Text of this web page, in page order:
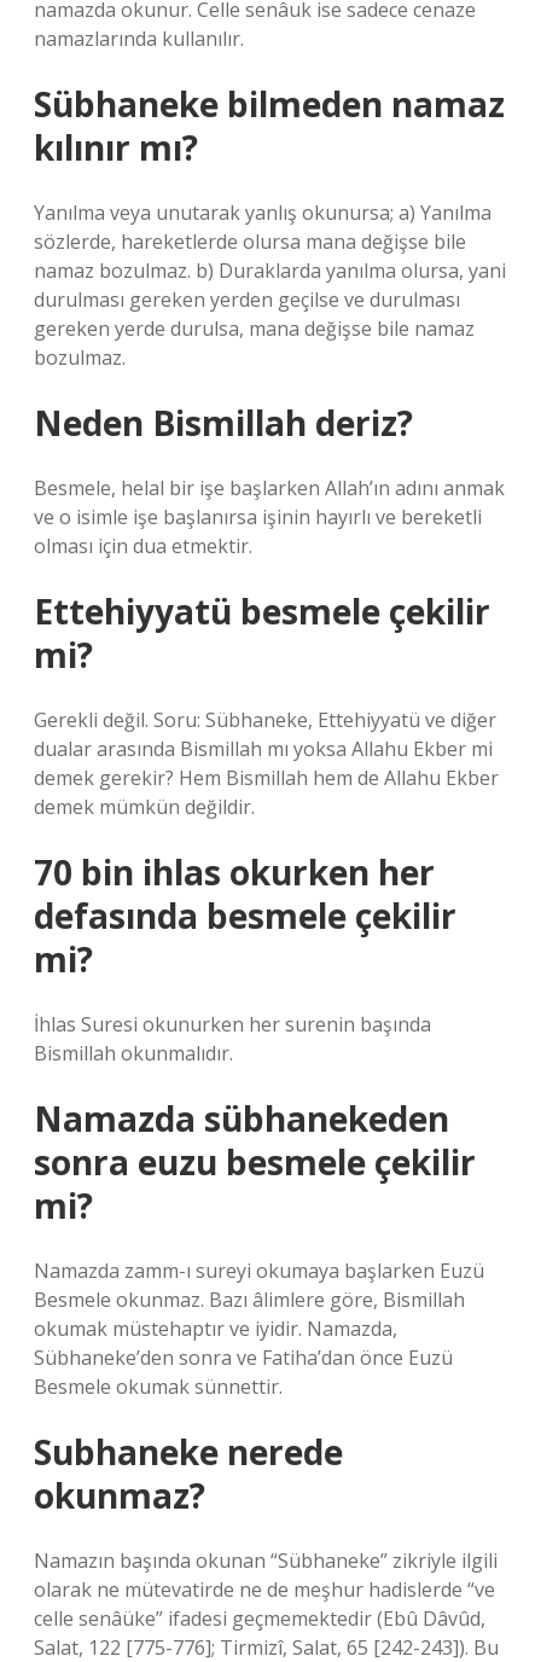
namazda okunur. Celle senâuk ise sadece cenaze
namazlarında kullanılır.
Sübhaneke bilmeden namaz
kılınır mı?
Yanılma veya unutarak yanlış okunursa; a) Yanılma
sözlerde, hareketlerde olursa mana değişse bile
namaz bozulmaz. b) Duraklarda yanılma olursa, yani
durulması gereken yerden geçilse ve durulması
gereken yerde durulsa, mana değişse bile namaz
bozulmaz.
Neden Bismillah deriz?
Besmele, helal bir işe başlarken Allah’ın adını anmak
ve o isimle işe başlanırsa işinin hayırlı ve bereketli
olması için dua etmektir.
Ettehiyyatü besmele çekilir
mi?
Gerekli değil. Soru: Sübhaneke, Ettehiyyatü ve diğer
dualar arasında Bismillah mı yoksa Allahu Ekber mi
demek gerekir? Hem Bismillah hem de Allahu Ekber
demek mümkün değildir.
70 bin ihlas okurken her
defasında besmele çekilir
mi?
İhlas Suresi okunurken her surenin başında
Bismillah okunmalıdır.
Namazda sübhanekeden
sonra euzu besmele çekilir
mi?
Namazda zamm-ı sureyi okumaya başlarken Euzü
Besmele okunmaz. Bazı âlimlere göre, Bismillah
okumak müstehaptır ve iyidir. Namazda,
Sübhaneke’den sonra ve Fatiha’dan önce Euzü
Besmele okumak sünnettir.
Subhaneke nerede
okunmaz?
Namazın başında okunan “Sübhaneke” zikriyle ilgili
olarak ne mütevatirde ne de meşhur hadislerde “ve
celle senâüke” ifadesi geçmemektedir (Ebû Dâvûd,
Salat, 122 [775-776]; Tirmizî, Salat, 65 [242-243]). Bu